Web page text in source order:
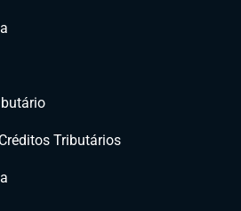
Tributários